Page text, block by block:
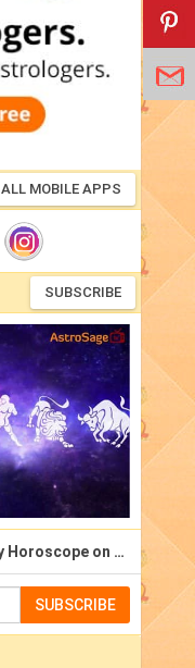
ALL MOBILE APPS
SUBSCRIBE
Daily Horoscope on Email
SUBSCRIBE